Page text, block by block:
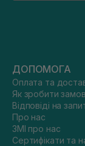
ДОПОМОГА
Оплата та
Як зробити
Відповіді на
Про нас
ЗМІ про нас
Сертифікати та